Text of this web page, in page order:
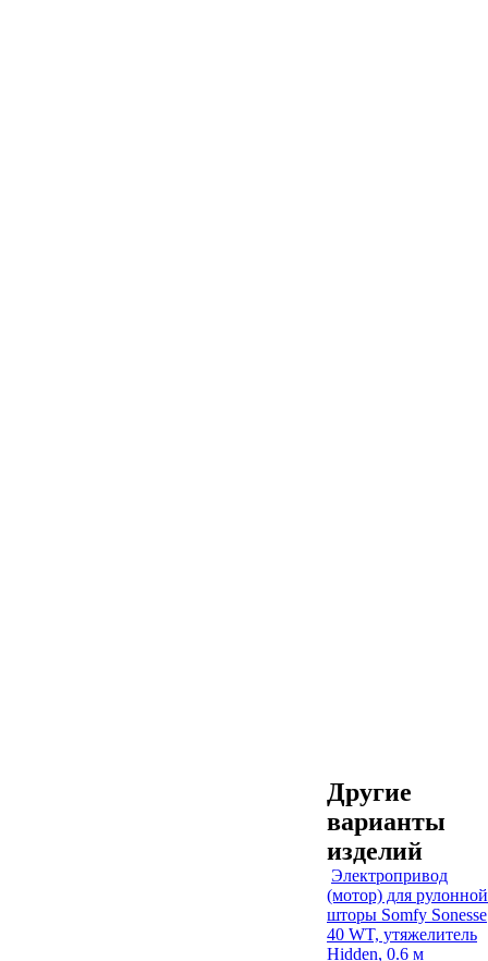
Другие
варианты
изделий
Электропривод
(мотор) для рулонной
шторы Somfy Sonesse
40 WT, утяжелитель
Hidden, 0.6 м